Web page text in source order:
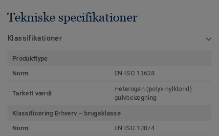
Tekniske specifikationer
Klassifikationer
Produkttype
Norm
EN ISO 11638
Tarkett værdi
Heterogen (polyvinylklorid)
gulvbelægning
Klassificering Erhverv – brugsklasse
Norm
EN ISO 10874